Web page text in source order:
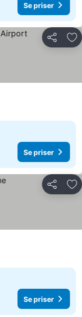
Se priser
Del
Se priser
Del
Se priser